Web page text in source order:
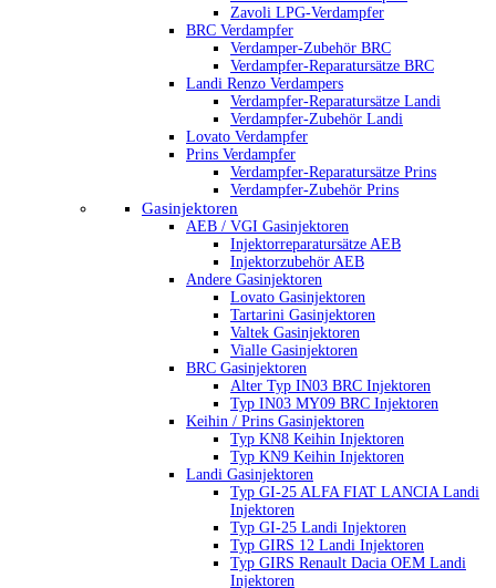
Zavoli LPG-Verdampfer
BRC Verdampfer
Verdamper-Zubehör BRC
Verdampfer-Reparatursätze BRC
Landi Renzo Verdampers
Verdampfer-Reparatursätze Landi
Verdampfer-Zubehör Landi
Lovato Verdampfer
Prins Verdampfer
Verdampfer-Reparatursätze Prins
Verdampfer-Zubehör Prins
Gasinjektoren
AEB / VGI Gasinjektoren
Injektorreparatursätze AEB
Injektorzubehör AEB
Andere Gasinjektoren
Lovato Gasinjektoren
Tartarini Gasinjektoren
Valtek Gasinjektoren
Vialle Gasinjektoren
BRC Gasinjektoren
Alter Typ IN03 BRC Injektoren
Typ IN03 MY09 BRC Injektoren
Keihin / Prins Gasinjektoren
Typ KN8 Keihin Injektoren
Typ KN9 Keihin Injektoren
Landi Gasinjektoren
Typ GI-25 ALFA FIAT LANCIA Landi
Injektoren
Typ GI-25 Landi Injektoren
Typ GIRS 12 Landi Injektoren
Typ GIRS Renault Dacia OEM Landi
Injektoren